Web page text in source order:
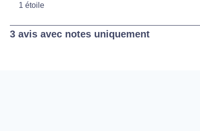
1 étoile
1
3 avis avec notes uniquement